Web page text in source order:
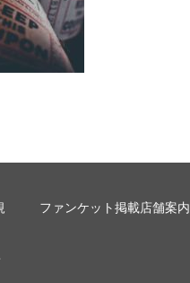
ファンケット掲載店舗案内